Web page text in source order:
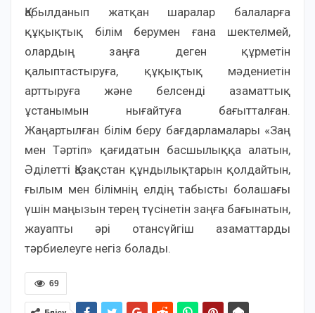
Қабылданып жатқан шаралар балаларға
құқықтық білім берумен ғана шектелмей,
олардың заңға деген құрметін
қалыптастыруға, құқықтық мәдениетін
арттыруға және белсенді азаматтық
ұстанымын нығайтуға бағытталған.
Жаңартылған білім беру бағдарламалары «Заң
мен Тәртіп» қағидатын басшылыққа алатын,
Әділетті Қазақстан құндылықтарын қолдайтын,
ғылым мен білімнің елдің табысты болашағы
үшін маңызын терең түсінетін заңға бағынатын,
жауапты әрі отансүйгіш азаматтарды
тәрбиелеуге негіз болады.
69